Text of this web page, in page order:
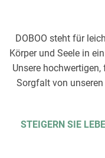
DOBOO steht für
Körper und Seele in
Unsere
Sorgfalt von
STEIGERN SIE